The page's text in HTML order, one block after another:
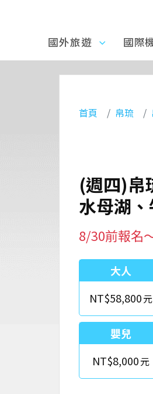
國外旅
遊
國外旅遊 國際
首頁 帛琉
(週四)帛
水母湖
8/30前報名
大人
NT$58,800
嬰兒
NT$8,000